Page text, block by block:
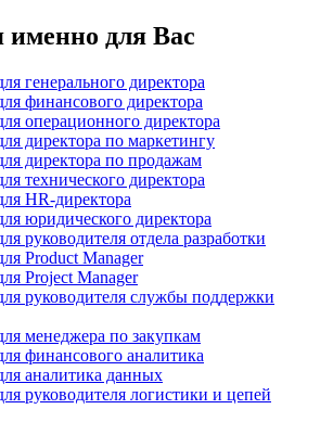
для Вас
генерального директора
финансового директора
операционного директора
директора по маркетингу
директора по продажам
технического директора
HR-директора
юридического директора
руководителя отдела разработки
Product Manager
Project Manager
руководителя службы поддержки
менеджера по закупкам
финансового аналитика
аналитика данных
руководителя логистики и цепей